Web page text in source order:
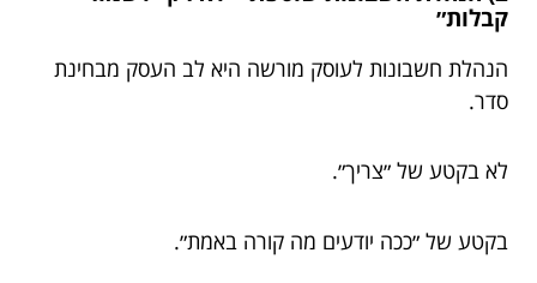
קבלות״
הנהלת חשבונות לעוסק מורשה היא לב העסק מבחינת
סדר.
לא בקטע של ״צריך״.
בקטע של ״ככה יודעים מה קורה באמת״.